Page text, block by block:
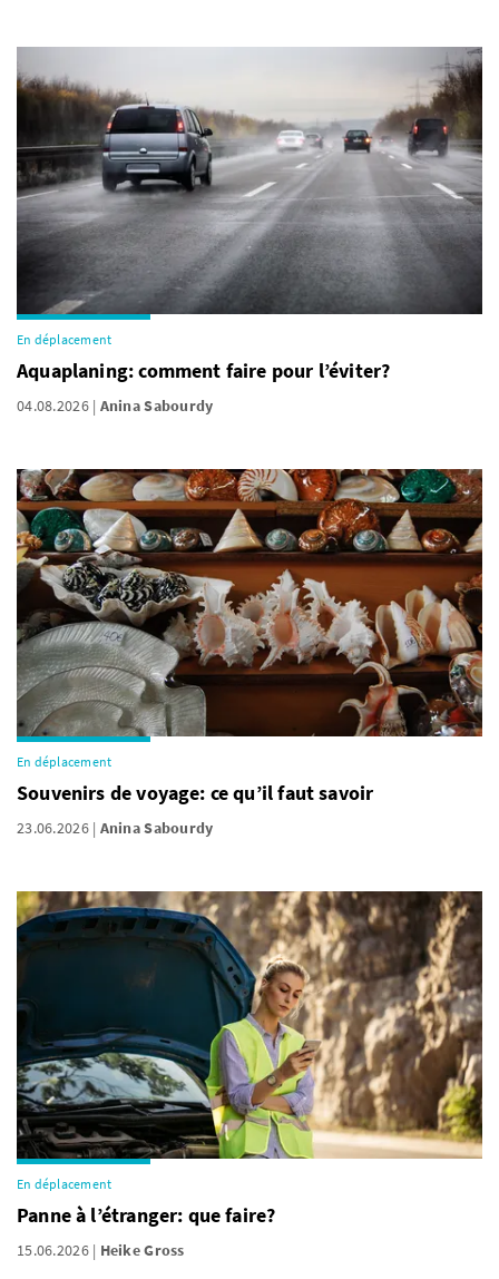
En déplacement
Aquaplaning: comment faire pour l’éviter?
04.08.2026 Anina Sabourdy
En déplacement
Souvenirs de voyage: ce qu’il faut savoir
23.06.2026 Anina Sabourdy
En déplacement
Panne à l’étranger: que faire?
15.06.2026 Heike Gross